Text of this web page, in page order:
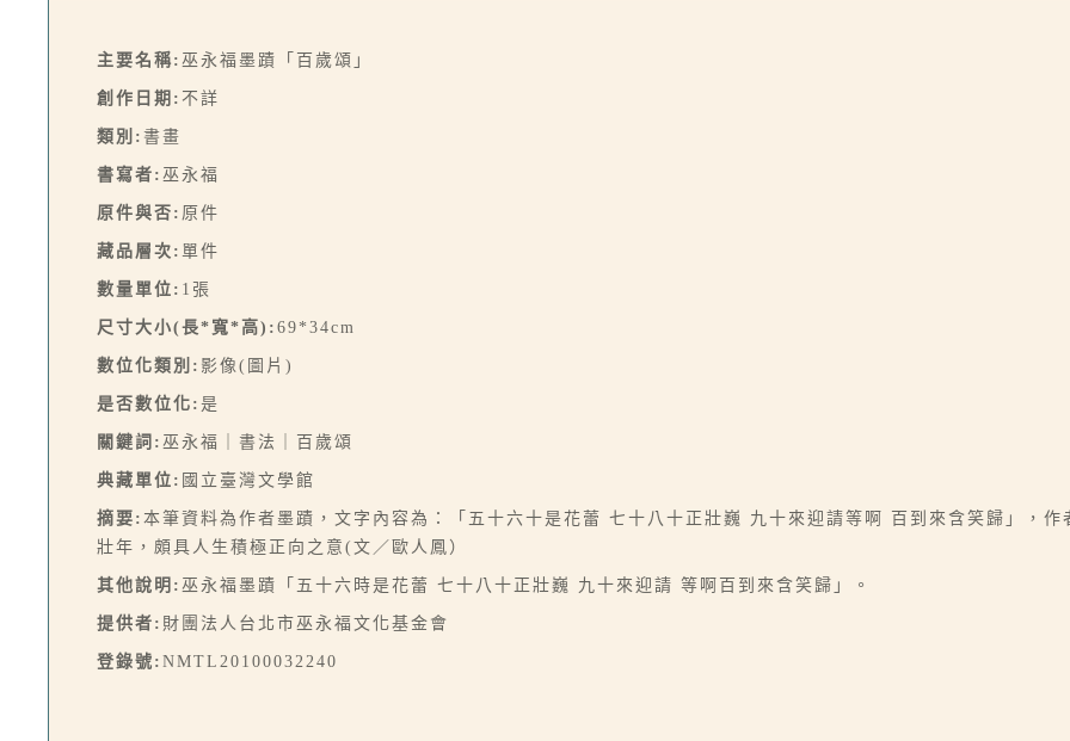
主要名稱: 巫永福墨蹟「百歲頌」
創作日期: 不詳
類別: 書畫
書寫者: 巫永福
原件與否: 原件
藏品層次: 單件
數量單位: 1張
尺寸大小(長*寬*高): 69*34cm
數位化類別: 影像(圖片)
是否數位化: 是
關鍵詞: 巫永福｜書法｜百歲頌
典藏單位: 國立臺灣文學館
摘要: 本筆資料為作者墨蹟，文字內容為：「五十六十是花蕾 七十八十正壯巍 九十來迎請等啊 百到來含笑歸」，
壯年，頗具人生積極正向之意(文／歐人鳳）
其他說明: 巫永福墨蹟「五十六時是花蕾 七十八十正壯巍 九十來迎請 等啊百到來含笑歸」。
提供者: 財團法人台北市巫永福文化基金會
登錄號: NMTL20100032240